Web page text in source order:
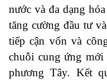
nước và đa dạng
tăng cường đầu tư
tiếp cận vốn và
chuỗi cung ứng mới
phương Tây. Kết